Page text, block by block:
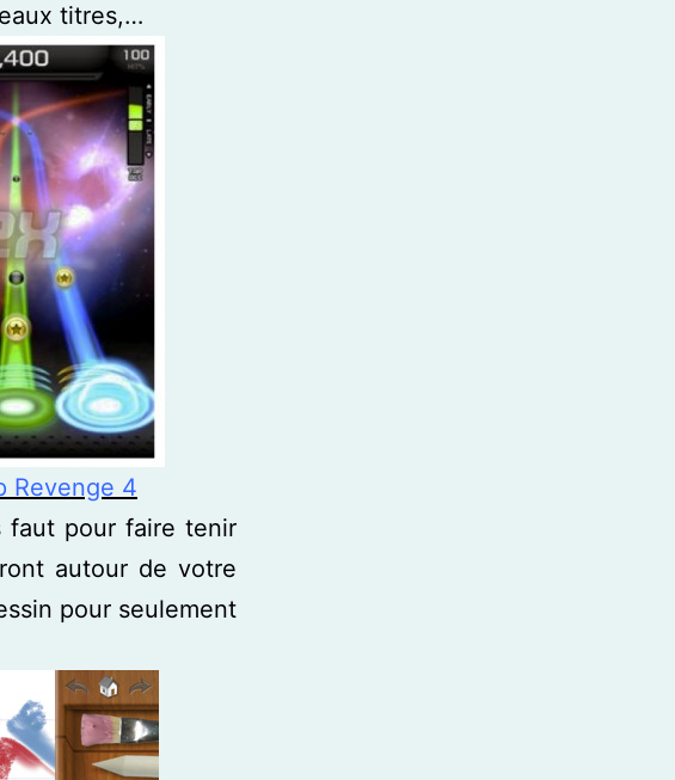
titres,…
Revenge 4
faut pour faire tenir
autour de votre
pour seulement